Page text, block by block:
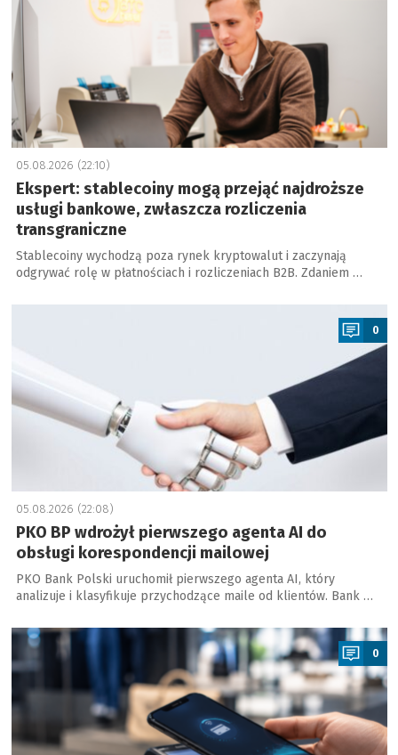
05.08.2026 (22:10)
Ekspert: stablecoiny mogą przejąć najdroższe
usługi bankowe, zwłaszcza rozliczenia
transgraniczne
Stablecoiny wychodzą poza rynek kryptowalut i zaczynają
odgrywać rolę w płatnościach i rozliczeniach B2B. Zdaniem …
a
0
05.08.2026 (22:08)
PKO BP wdrożył pierwszego agenta AI do
obsługi korespondencji mailowej
PKO Bank Polski uruchomił pierwszego agenta AI, który
analizuje i klasyfikuje przychodzące maile od klientów. Bank …
a
0